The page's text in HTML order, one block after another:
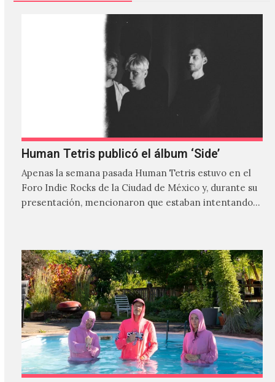
Human Tetris publicó el álbum ‘Side’
Apenas la semana pasada Human Tetris estuvo en el
Foro Indie Rocks de la Ciudad de México y, durante su
presentación, mencionaron que estaban intentando…